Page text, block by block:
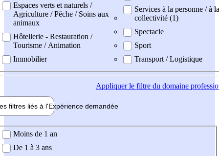
Espaces verts et naturels /
Agriculture / Pêche / Soins aux
animaux
Hôtellerie - Restauration /
Tourisme / Animation
Immobilier
Services à la personne / à la
collectivité (1)
Spectacle
Sport
Transport / Logistique
Appliquerle filtre du domaine
filtres liés à l'Expérience demandée
demandée
Moins de 1 an
De 1 à 3 ans